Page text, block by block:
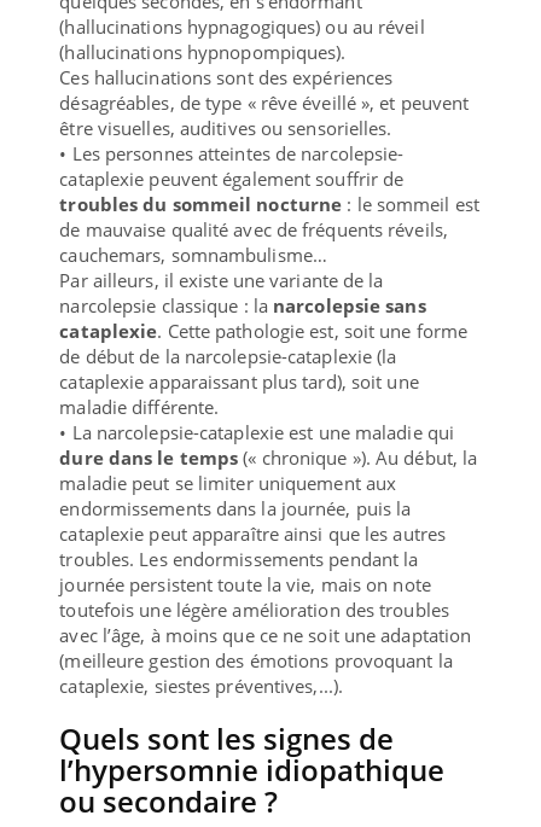
(hallucinations hypnagogiques) ou au réveil
(hallucinations hypnopompiques).
Ces hallucinations sont des expériences
désagréables, de type « rêve éveillé », et peuvent
être visuelles, auditives ou sensorielles.
• Les personnes atteintes de narcolepsie-
cataplexie peuvent également souffrir de
troubles du sommeil nocturne : le sommeil est
de mauvaise qualité avec de fréquents réveils,
cauchemars, somnambulisme…
Par ailleurs, il existe une variante de la
narcolepsie classique : la narcolepsie sans
cataplexie. Cette pathologie est, soit une forme
de début de la narcolepsie-cataplexie (la
cataplexie apparaissant plus tard), soit une
maladie différente.
• La narcolepsie-cataplexie est une maladie qui
dure dans le temps (« chronique »). Au début, la
maladie peut se limiter uniquement aux
endormissements dans la journée, puis la
cataplexie peut apparaître ainsi que les autres
troubles. Les endormissements pendant la
journée persistent toute la vie, mais on note
toutefois une légère amélioration des troubles
avec l’âge, à moins que ce ne soit une adaptation
(meilleure gestion des émotions provoquant la
cataplexie, siestes préventives,...).
Quels sont les signes de
l’hypersomnie idiopathique
ou secondaire ?